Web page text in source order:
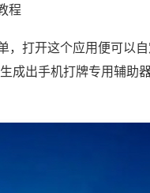
程
，打开这个应用便可以
成出手机打牌专用辅助